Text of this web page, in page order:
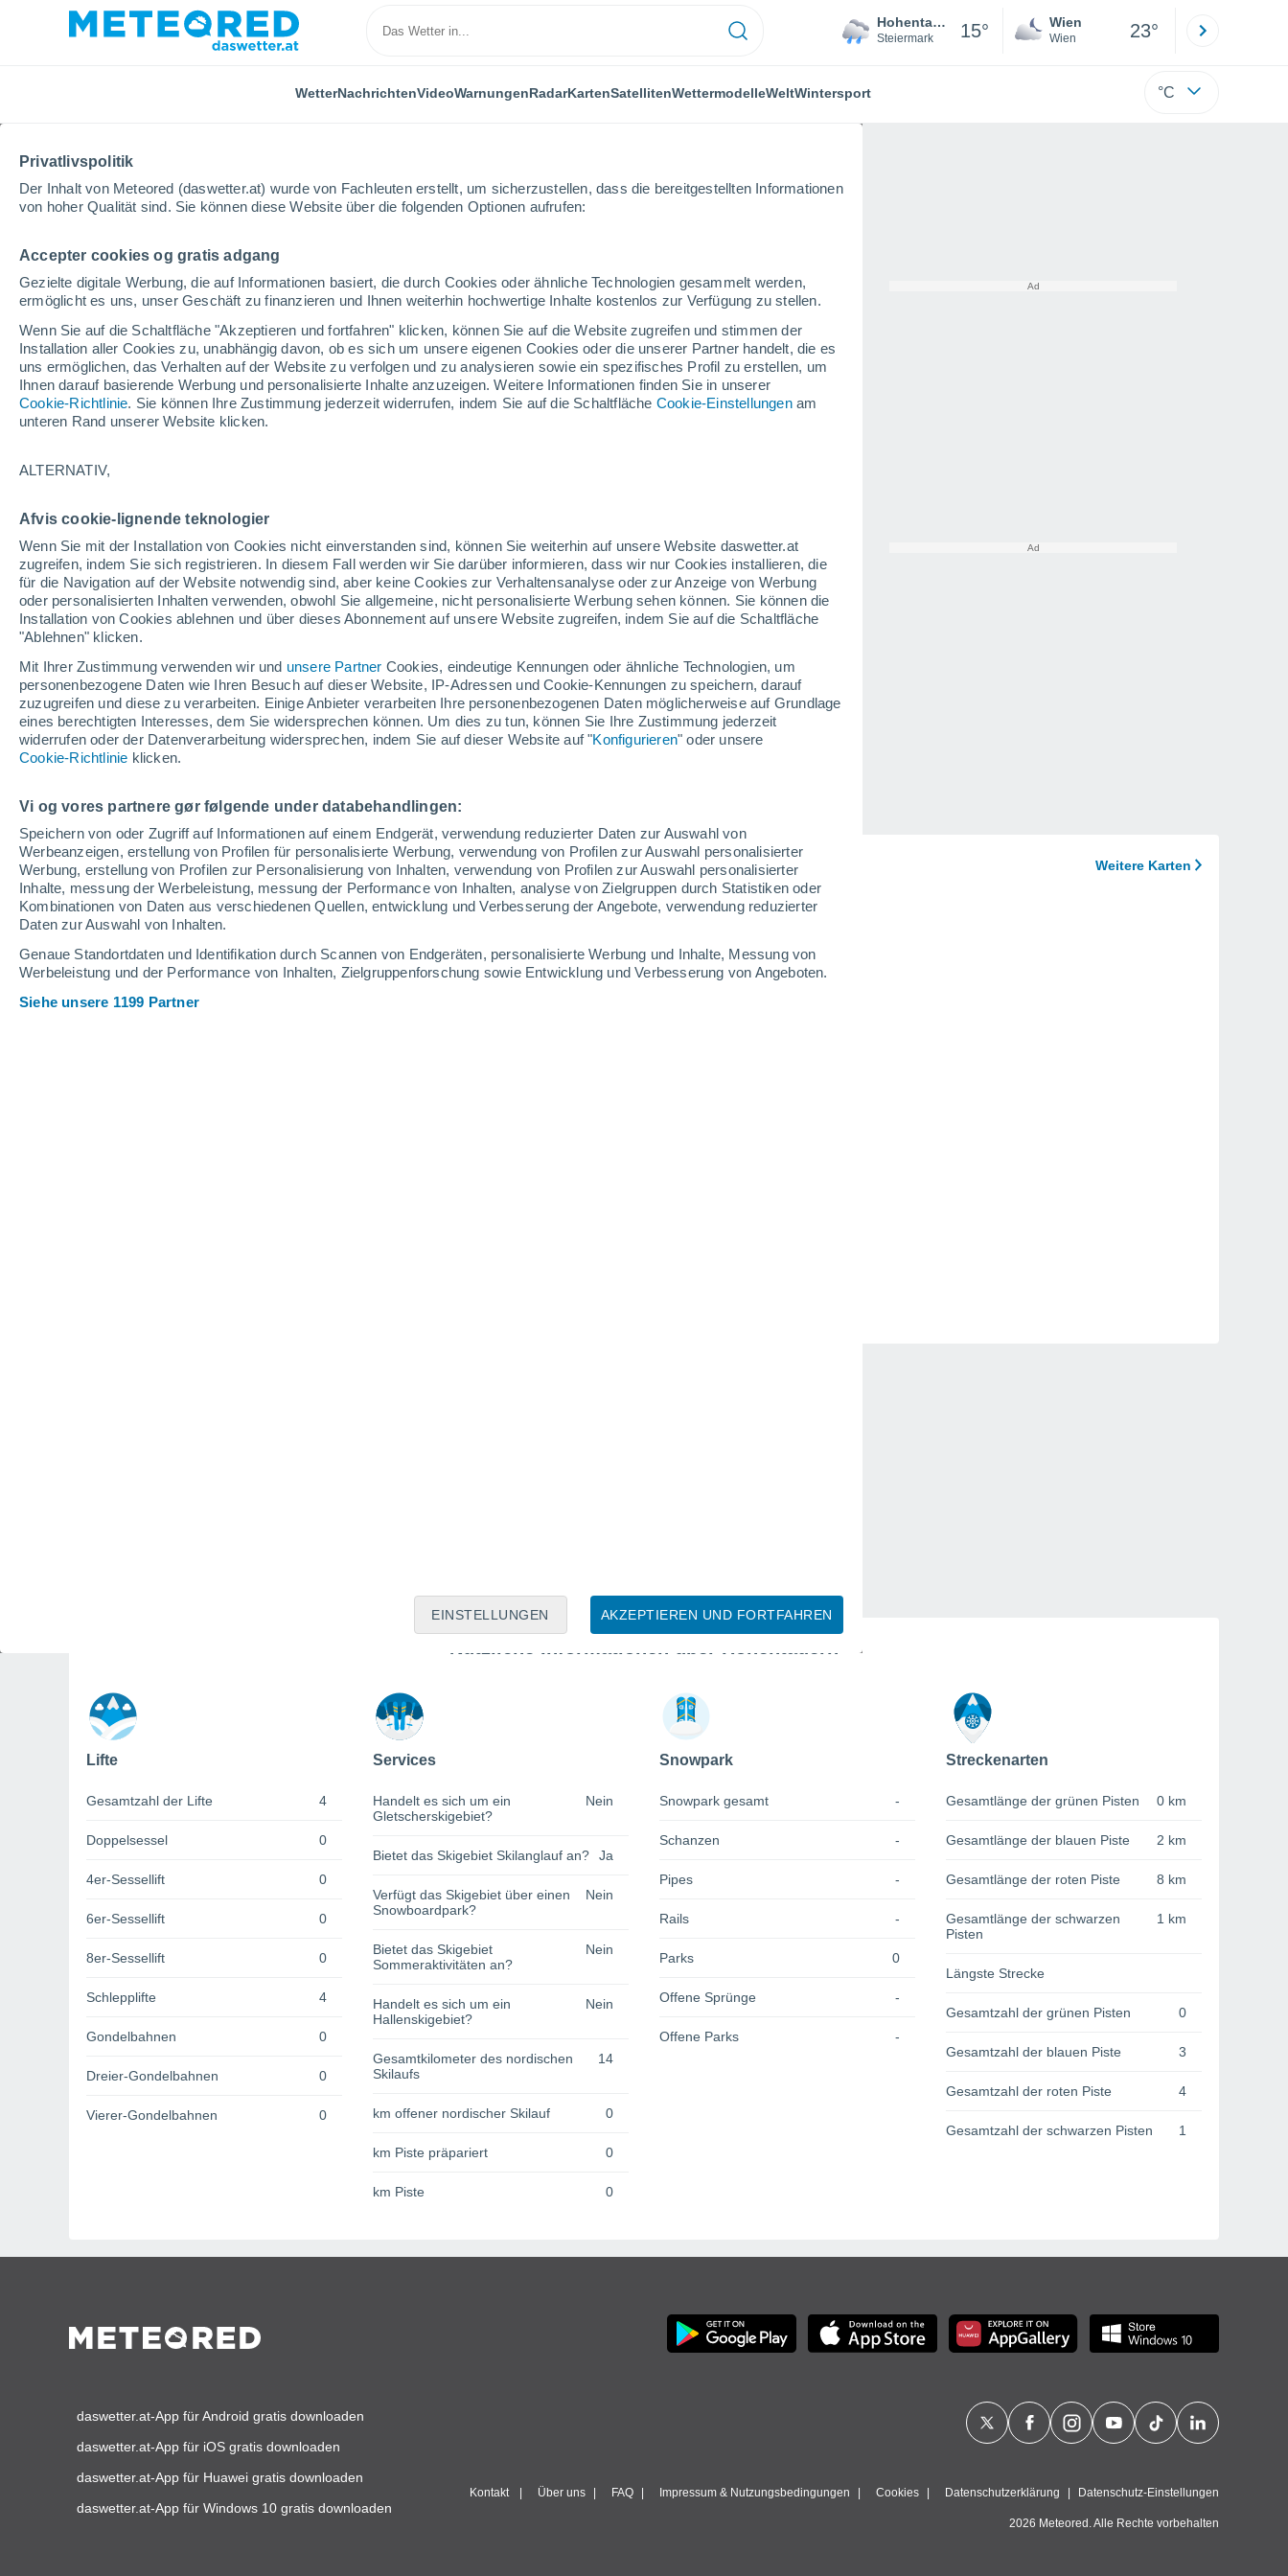
Privatlivspolitik
Der Inhalt von Meteored (daswetter.at) wurde von Fachleuten erstellt, um sicherzustellen, dass die bereitgestellten Informationen
von hoher Qualität sind. Sie können diese Website über die folgenden Optionen aufrufen:
Accepter cookies og gratis adgang
Gezielte digitale Werbung, die auf Informationen basiert, die durch Cookies oder ähnliche Technologien gesammelt werden,
ermöglicht es uns, unser Geschäft zu finanzieren und Ihnen weiterhin hochwertige Inhalte kostenlos zur Verfügung zu stellen.
Wenn Sie auf die Schaltfläche "Akzeptieren und fortfahren" klicken, können Sie auf die Website zugreifen und stimmen der
Installation aller Cookies zu, unabhängig davon, ob es sich um unsere eigenen Cookies oder die unserer Partner handelt, die es
uns ermöglichen, das Verhalten auf der Website zu verfolgen und zu analysieren sowie ein spezifisches Profil zu erstellen, um
Ihnen darauf basierende Werbung und personalisierte Inhalte anzuzeigen. Weitere Informationen finden Sie in unserer
Cookie-Richtlinie. Sie können Ihre Zustimmung jederzeit widerrufen, indem Sie auf die Schaltfläche Cookie-Einstellungenam
unteren Rand unserer Website klicken.
ALTERNATIV,
Afvis cookie-lignende teknologier
Wenn Sie mit der Installation von Cookies nicht einverstanden sind, können Sie weiterhin auf unsere Website daswetter.at
zugreifen, indem Sie sich registrieren. In diesem Fall werden wir Sie darüber informieren, dass wir nur Cookies installieren, die
für die Navigation auf der Website notwendig sind, aber keine Cookies zur Verhaltensanalyse oder zur Anzeige von Werbung
oder personalisierten Inhalten verwenden, obwohl Sie allgemeine, nicht personalisierte Werbung sehen können. Sie können die
Installation von Cookies ablehnen und über dieses Abonnement auf unsere Website zugreifen, indem Sie auf die Schaltfläche
"Ablehnen" klicken.
Mit Ihrer Zustimmung verwenden wir und unsere Partner Cookies, eindeutige Kennungen oder ähnliche Technologien, um
personenbezogene Daten wie Ihren Besuch auf dieser Website, IP-Adressen und Cookie-Kennungen zu speichern, darauf
zuzugreifen und diese zu verarbeiten. Einige Anbieter verarbeiten Ihre personenbezogenen Daten möglicherweise auf Grundlage
eines berechtigten Interesses, dem Sie widersprechen können. Um dies zu tun, können Sie Ihre Zustimmung jederzeit
widerrufen oder der Datenverarbeitung widersprechen, indem Sie auf dieser Website auf "Konfigurieren" oder unsere
Cookie-Richtlinie klicken.
Vi og vores partnere gør følgende under databehandlingen:
Speichern von oder Zugriff auf Informationen auf einem Endgerät, verwendung reduzierter Daten zur Auswahl von
Werbeanzeigen, erstellung von Profilen für personalisierte Werbung, verwendung von Profilen zur Auswahl personalisierter
Werbung, erstellung von Profilen zur Personalisierung von Inhalten, verwendung von Profilen zur Auswahl personalisierter
Inhalte, messung der Werbeleistung, messung der Performance von Inhalten, analyse von Zielgruppen durch Statistiken oder
Kombinationen von Daten aus verschiedenen Quellen, entwicklung und Verbesserung der Angebote, verwendung reduzierter
Daten zur Auswahl von Inhalten.
Genaue Standortdaten und Identifikation durch Scannen von Endgeräten, personalisierte Werbung und Inhalte, Messung von
Werbeleistung und der Performance von Inhalten, Zielgruppenforschung sowie Entwicklung und Verbesserung von Angeboten.
Siehe unsere 1199 Partner
AKZEPTIEREN UND FORTFAHREN
EINSTELLUNGEN
Hohentauern
Steiermark 15° Wien
Wien 23°
WetterNachrichtenVideoWarnungenRadarKartenSatellitenWettermodelleWeltWintersport °C
Home Steiermark Hohentauern
Hohentauern
Eröffnung
139 fehlende Tage
Geschlossen
Heute
7. Aug
Morgen
8. Aug
Sonntag
9. Aug
Schneebericht heute
Pisten nach
Schwierigkeitsgrad
0 3 4 1
befahrbare Pistenkilometer 0 / 11
Offene Pisten 0 / 8
Schneeverhältnisse
Schneehöhe iauf dem Berg
Schneebeschaffenheit im Tal
Schneehöhe. Weitere Karten
Lifte
Gesamtzahl der Lifte 4
Doppelsessel 0
4er-Sessellift 0
6er-Sessellift 0
8er-Sessellift 0
Schlepplifte 4
Gondelbahnen 0
Dreier-Gondelbahnen 0
Vierer-Gondelbahnen 0
Services
Handelt es sich um ein
Gletscherskigebiet?
Nein
Bietet das Skigebiet Skilanglauf an? Ja
Verfügt das Skigebiet über einen
Snowboardpark?
Nein
Bietet das Skigebiet
Sommeraktivitäten an?
Nein
Handelt es sich um ein
Hallenskigebiet?
Nein
Gesamtkilometer des nordischen
Skilaufs
14
km offener nordischer Skilauf 0
km Piste präpariert 0
km Piste 0
Snowpark
Snowpark gesamt -
Schanzen -
Pipes -
Rails -
Parks 0
Offene Sprünge -
Offene Parks -
Streckenarten
Gesamtlänge der grünen Pisten 0 km
Gesamtlänge der blauen Piste 2 km
Gesamtlänge der roten Piste 8 km
Gesamtlänge der schwarzen
Pisten
1 km
Längste Strecke
Gesamtzahl der grünen Pisten 0
Gesamtzahl der blauen Piste 3
Gesamtzahl der roten Piste 4
Gesamtzahl der schwarzen Pisten 1
daswetter.at-App für Android gratis downloaden
daswetter.at-App für iOS gratis downloaden
daswetter.at-App für Huawei gratis downloaden
daswetter.at-App für Windows 10 gratis downloaden
Kontakt Über uns FAQ Impressum & Nutzungsbedingungen Cookies Datenschutzerklärung Datenschutz-Einstellungen
2026 Meteored. Alle Rechte vorbehalten